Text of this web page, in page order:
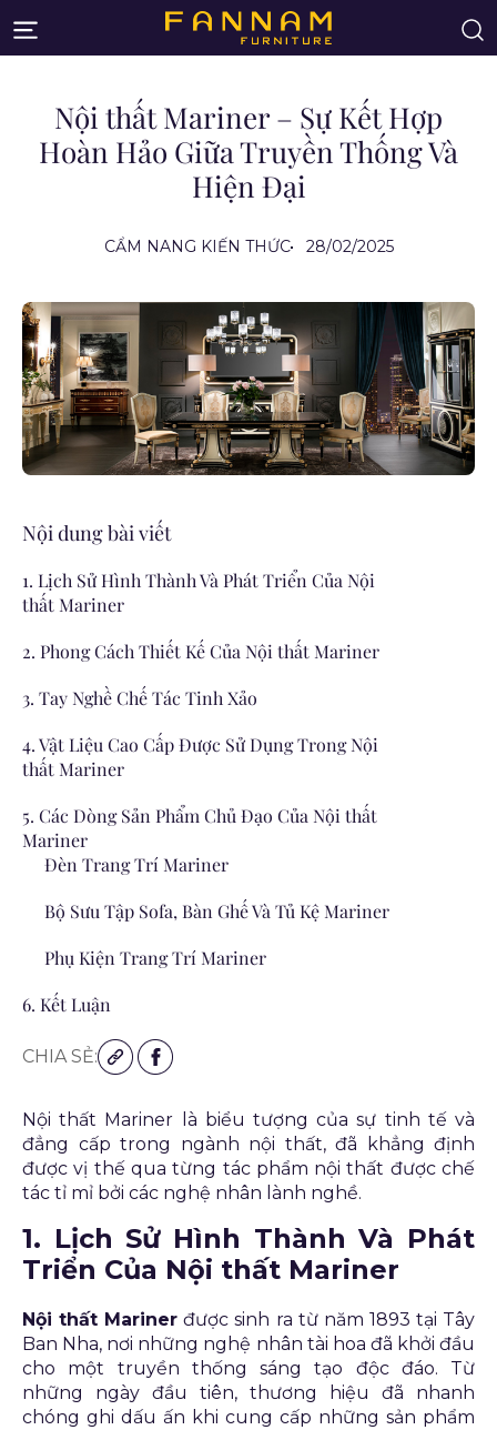
Nội thất Mariner – Sự Kết Hợp
Hoàn Hảo Giữa Truyền Thống Và
Hiện Đại
CẨM NANG KIẾN THỨC 28/02/2025
Nội dung bài viết
1. Lịch Sử Hình Thành Và Phát Triển Của Nội
thất Mariner
2. Phong Cách Thiết Kế Của Nội thất Mariner
3. Tay Nghề Chế Tác Tinh Xảo
4. Vật Liệu Cao Cấp Được Sử Dụng Trong Nội
thất Mariner
5. Các Dòng Sản Phẩm Chủ Đạo Của Nội thất
Mariner
Đèn Trang Trí Mariner
Bộ Sưu Tập Sofa, Bàn Ghế Và Tủ Kệ Mariner
Phụ Kiện Trang Trí Mariner
6. Kết Luận
CHIA SẺ:
Nội thất Mariner là biểu tượng của sự tinh tế và
đẳng cấp trong ngành nội thất, đã khẳng định
được vị thế qua từng tác phẩm nội thất được chế
tác tỉ mỉ bởi các nghệ nhân lành nghề.
1. Lịch Sử Hình Thành Và Phát
Triển Của Nội thất Mariner
Nội thất Mariner được sinh ra từ năm 1893 tại Tây
Ban Nha, nơi những nghệ nhân tài hoa đã khởi đầu
cho một truyền thống sáng tạo độc đáo. Từ
những ngày đầu tiên, thương hiệu đã nhanh
chóng ghi dấu ấn khi cung cấp những sản phẩm